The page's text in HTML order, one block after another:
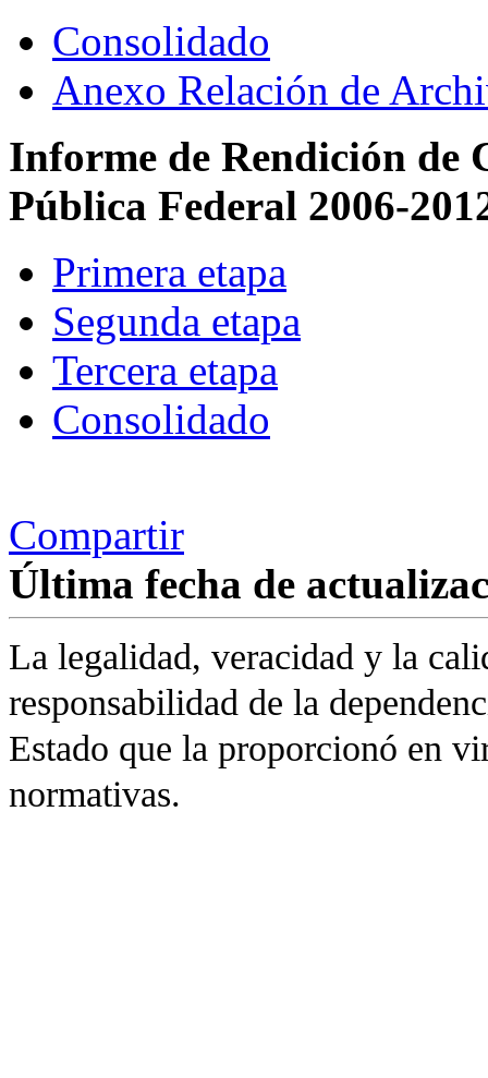
Consolidado
Anexo Relación de
Informe de Rendición de
Pública Federal 2006-
Primera etapa
Segunda etapa
Tercera etapa
Consolidado
Compartir
Última fecha de
La legalidad, veracidad y la
responsabilidad de la
Estado que la proporcionó en
normativas.